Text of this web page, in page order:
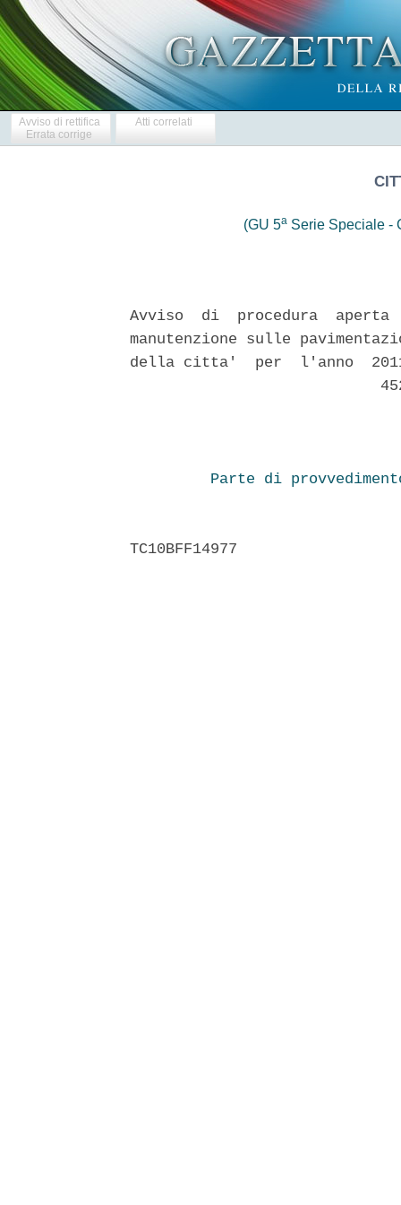
Avviso di rettifica
Errata corrige
Atti correlati
(GU 5a Serie Speciale -
Avviso  di  procedura
manutenzione sulle
della citta'  per  l'anno  2011
Parte di